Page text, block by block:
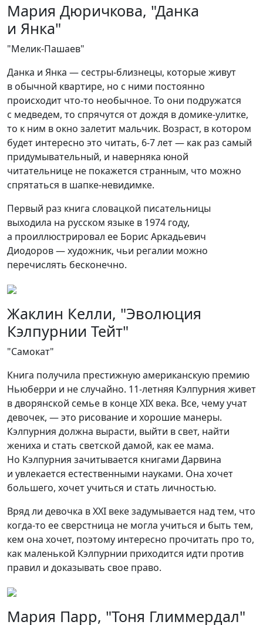
Мария Дюричкова, "Данка
и Янка"
"Мелик-Пашаев"
Данка и Янка — сестры-близнецы, которые живут
в обычной квартире, но с ними постоянно
происходит что-то необычное. То они подружатся
с медведем, то спрячутся от дождя в домике-улитке,
то к ним в окно залетит мальчик. Возраст, в котором
будет интересно это читать, 6-7 лет — как раз самый
придумывательный, и наверняка юной
читательнице не покажется странным, что можно
спрятаться в шапке-невидимке.
Первый раз книга словацкой писательницы
выходила на русском языке в 1974 году,
а проиллюстрировал ее Борис Аркадьевич
Диодоров — художник, чьи регалии можно
перечислять бесконечно.
Жаклин Келли, "Эволюция
Кэлпурнии Тейт"
"Самокат"
Книга получила престижную американскую премию
Ньюберри и не случайно. 11-летняя Кэлпурния живет
в дворянской семье в конце XIX века. Все, чему учат
девочек, — это рисование и хорошие манеры.
Кэлпурния должна вырасти, выйти в свет, найти
жениха и стать светской дамой, как ее мама.
Но Кэлпурния зачитывается книгами Дарвина
и увлекается естественными науками. Она хочет
большего, хочет учиться и стать личностью.
Вряд ли девочка в XXI веке задумывается над тем, что
когда-то ее сверстница не могла учиться и быть тем,
кем она хочет, поэтому интересно прочитать про то,
как маленькой Кэлпурнии приходится идти против
правил и доказывать свое право.
Мария Парр, "Тоня Глиммердал"